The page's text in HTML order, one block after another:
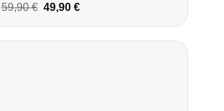
59,90€ Ursprünglicher
war:
49,90€Aktueller
ist: